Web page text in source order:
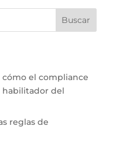
Buscar
el compliance
habilitador del
reglas de